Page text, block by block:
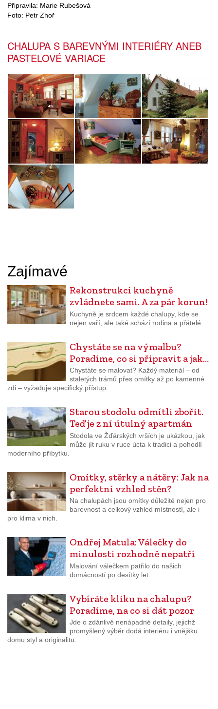
Připravila: Marie Rubešová
Foto: Petr Zhoř
CHALUPA S BAREVNÝMI INTERIÉRY ANEB
PASTELOVÉ VARIACE
Zajímavé
Rekonstrukci kuchyně
zvládnete sami. A za pár korun!
Kuchyně je srdcem každé chalupy, kde se
nejen vaří, ale také schází rodina a přátelé.
Chystáte se na výmalbu?
Poradíme, co si připravit a jak…
Chystáte se malovat? Každý materiál – od
staletých trámů přes omítky až po kamenné
zdi – vyžaduje specifický přístup.
Starou stodolu odmítli zbořit.
Teď je z ní útulný apartmán
Stodola ve Žďárských vrších je ukázkou, jak
může jít ruku v ruce úcta k tradici a pohodlí
moderního příbytku.
Omítky, stěrky a nátěry: Jak na
perfektní vzhled stěn?
Na chalupách jsou omítky důležité nejen pro
barevnost a celkový vzhled místností, ale i
pro klima v nich.
Ondřej Matula: Válečky do
minulosti rozhodně nepatří
Malování válečkem patřilo do našich
domácností po desítky let.
Vybíráte kliku na chalupu?
Poradíme, na co si dát pozor
Jde o zdánlivě nenápadné detaily, jejichž
promyšlený výběr dodá interiéru i vnějšku
domu styl a originalitu.